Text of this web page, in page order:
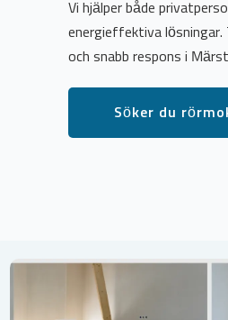
Vi hjälper både
energieffektiva
och snabb respons i
Söker du